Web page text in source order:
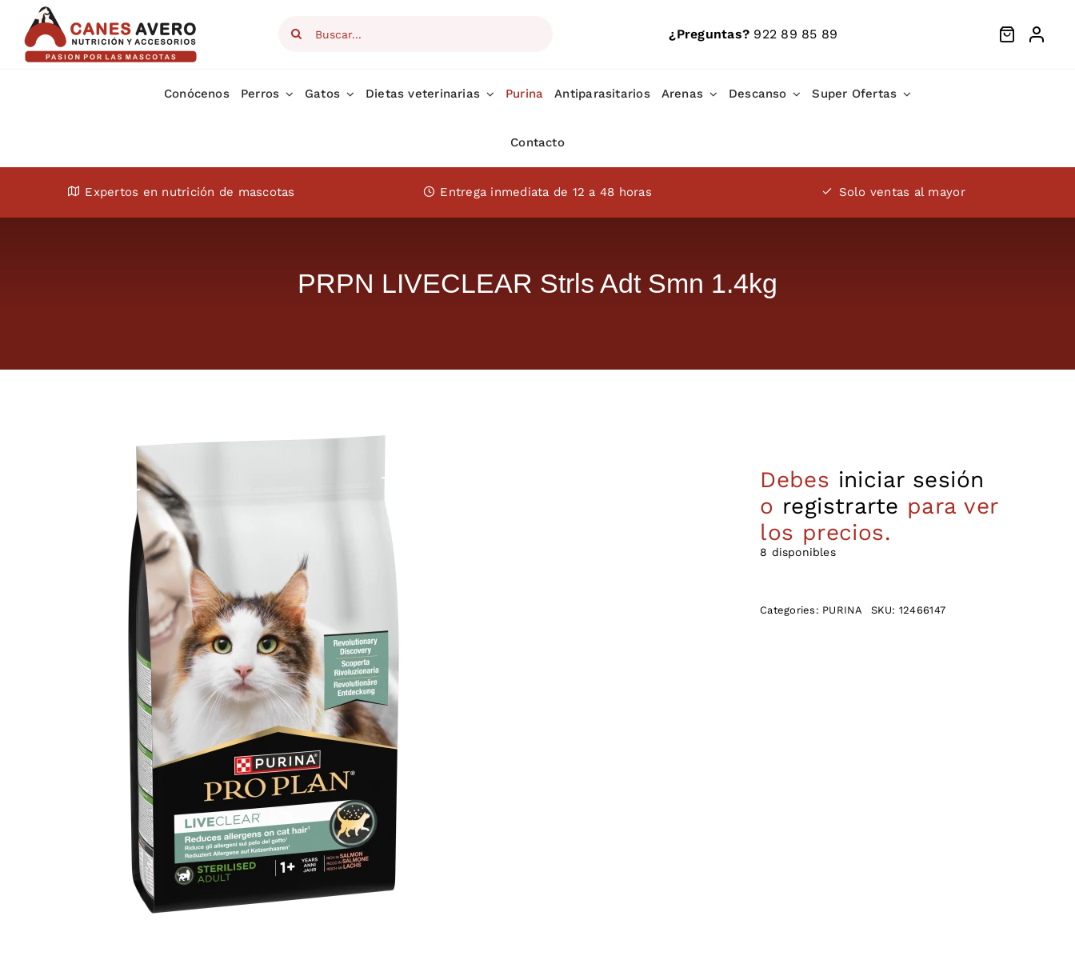
content
Search
¿Preguntas? 922 89 85 89
Conócenos Perros Gatos Dietas veterinarias Purina Antiparasitarios Arenas Descanso Super Ofertas
Contacto
Expertos en nutrición de mascotas Entrega inmediata de 12 a 48 horas Solo ventas al mayor
PRPN LIVECLEAR Strls Adt Smn 1.4kg
Debes iniciar sesión
o registrarte para ver
los precios.
8 disponibles
Categories: PURINA SKU: 12466147